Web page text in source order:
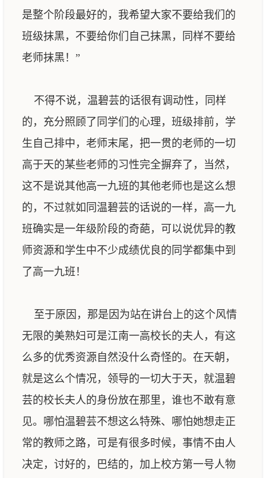
是整个阶段最好的，我希望大家不要给我们的
班级抹黑，不要给你们自己抹黑，同样不要给
老师抹黑！”
不得不说，温碧芸的话很有调动性，同样
的，充分照顾了同学们的心理，班级排前，学
生自己排中，老师末尾，把一贯的老师的一切
高于天的某些老师的习性完全摒弃了，当然，
这不是说其他高一九班的其他老师也是这么想
的，不过就如同温碧芸的话说的一样，高一九
班确实是一年级阶段的奇葩，可以说优异的教
师资源和学生中不少成绩优良的同学都集中到
了高一九班！
至于原因，那是因为站在讲台上的这个风情
无限的美熟妇可是江南一高校长的夫人，有这
么多的优秀资源自然没什么奇怪的。在天朝，
就是这么个情况，领导的一切大于天，就温碧
芸的校长夫人的身份放在那里，谁也不敢有意
见。哪怕温碧芸不想这么特殊、哪怕她想走正
常的教师之路，可是有很多时候，事情不由人
决定，讨好的，巴结的，加上校方第一号人物